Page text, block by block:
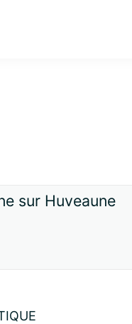
sur Huveaune